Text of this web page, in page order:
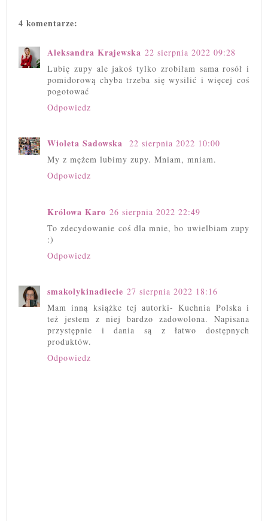
4 komentarze:
Aleksandra Krajewska 22 sierpnia 2022 09:28
Lubię zupy ale jakoś tylko zrobiłam sama rosół i
pomidorową chyba trzeba się wysilić i więcej coś
pogotować
Odpowiedz
Wioleta Sadowska
22 sierpnia 2022 10:00
My z mężem lubimy zupy. Mniam, mniam.
Odpowiedz
Królowa Karo 26 sierpnia 2022 22:49
To zdecydowanie coś dla mnie, bo uwielbiam zupy
:)
Odpowiedz
smakolykinadiecie 27 sierpnia 2022 18:16
Mam inną książke tej autorki- Kuchnia Polska i
też jestem z niej bardzo zadowolona. Napisana
przystępnie i dania są z łatwo dostępnych
produktów.
Odpowiedz